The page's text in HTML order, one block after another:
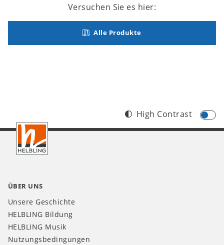
Versuchen Sie es hier:
Alle Produkte
Footer
AT
High Contrast
ÜBER UNS
Unsere Geschichte
HELBLING Bildung
HELBLING Musik
Nutzungsbedingungen